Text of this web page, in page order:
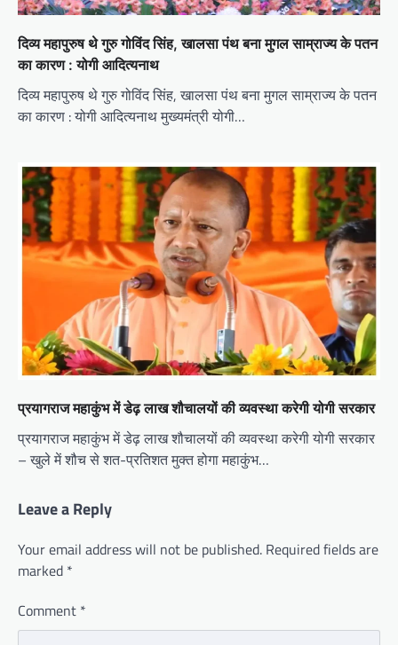
दिव्य महापुरुष थे गुरु गोविंद सिंह, खालसा पंथ बना मुगल साम्राज्य के पतन
का कारण : योगी आदित्यनाथ
दिव्य महापुरुष थे गुरु गोविंद सिंह, खालसा पंथ बना मुगल साम्राज्य के पतन
का कारण : योगी आदित्यनाथ मुख्यमंत्री योगी…
प्रयागराज महाकुंभ में डेढ़ लाख शौचालयों की व्यवस्था करेगी योगी सरकार
प्रयागराज महाकुंभ में डेढ़ लाख शौचालयों की व्यवस्था करेगी योगी सरकार
– खुले में शौच से शत-प्रतिशत मुक्त होगा महाकुंभ…
Leave a Reply
Your email address will not be published. Required fields are
marked *
Comment *